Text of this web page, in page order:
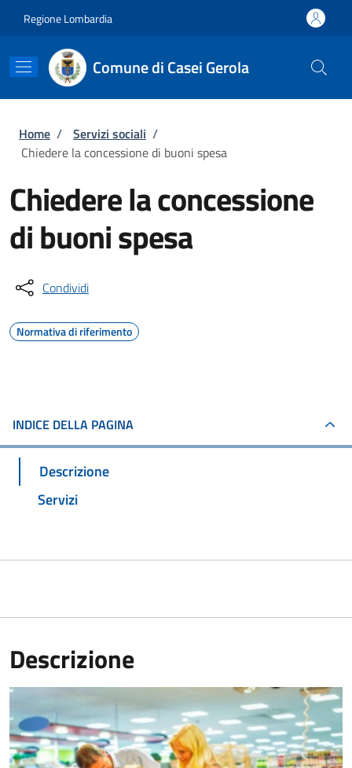
Regione Lombardia
Comune di Casei Gerola
Briciole di pane
Home / Servizi sociali /
Chiedere la concessione di buoni spesa
Chiedere la concessione
di buoni spesa
Condividi
Normativa di riferimento
INDICE DELLA PAGINA
Descrizione
Servizi
Descrizione